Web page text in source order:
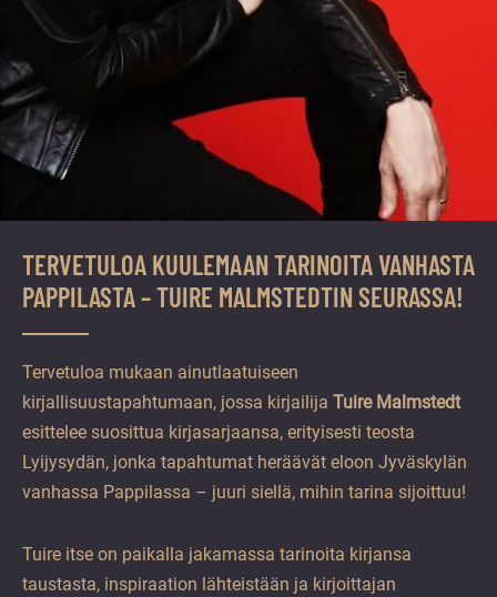
TERVETULOA KUULEMAAN TARINOITA VANHASTA
PAPPILASTA – TUIRE MALMSTEDTIN SEURASSA!
Tervetuloa mukaan ainutlaatuiseen
kirjallisuustapahtumaan, jossa kirjailija Tuire Malmstedt
esittelee suosittua kirjasarjaansa, erityisesti teosta
Lyijysydän, jonka tapahtumat heräävät eloon Jyväskylän
vanhassa Pappilassa – juuri siellä, mihin tarina sijoittuu!
Tuire itse on paikalla jakamassa tarinoita kirjansa
taustasta, inspiraation lähteistään ja kirjoittajan